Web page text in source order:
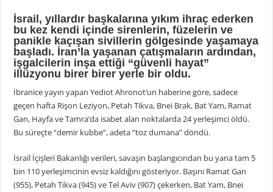
İsrail, yıllardır başkalarına yıkım ihraç ederken
bu kez kendi içinde sirenlerin, füzelerin ve
panikle kaçışan sivillerin gölgesinde yaşamaya
başladı. İran’la yaşanan çatışmaların ardından,
işgalcilerin inşa ettiği “güvenli hayat”
illüzyonu birer birer yerle bir oldu.
İbranice yayın yapan Yediot Ahronot’un haberine göre, sadece
geçen hafta Rişon Leziyon, Petah Tikva, Bnei Brak, Bat Yam, Ramat
Gan, Hayfa ve Tamra’da isabet alan noktalarda 24 yerleşimci öldü.
Bu süreçte “demir kubbe”, adeta “toz dumana” döndü.
İsrail İçişleri Bakanlığı verileri, savaşın başlangıcından bu yana tam 5
bin 110 yerleşimcinin evsiz kaldığını gösteriyor. Başını Ramat Gan
(955), Petah Tikva (945) ve Tel Aviv (907) çekerken, Bat Yam, Bnei